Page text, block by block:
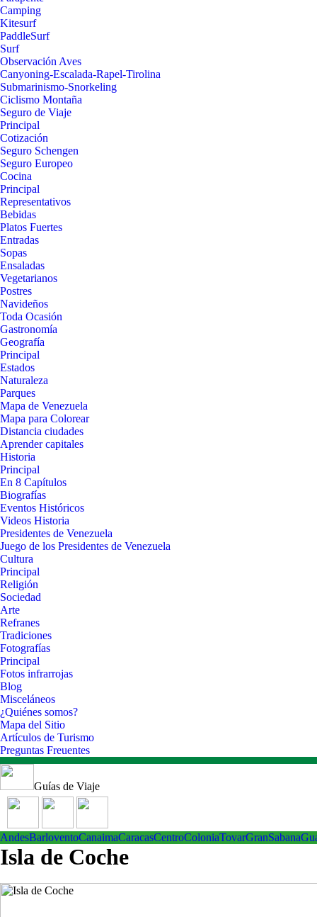
Camping
Kitesurf
PaddleSurf
Surf
Observación Aves
Canyoning-Escalada-Rapel-Tirolina
Submarinismo-Snorkeling
Ciclismo Montaña
Seguro de Viaje
Principal
Cotización
Seguro Schengen
Seguro Europeo
Cocina
Principal
Representativos
Bebidas
Platos Fuertes
Entradas
Sopas
Ensaladas
Vegetarianos
Postres
Navideños
Toda Ocasión
Gastronomía
Geografía
Principal
Estados
Naturaleza
Parques
Mapa de Venezuela
Mapa para Colorear
Distancia ciudades
Aprender capitales
Historia
Principal
En 8 Capítulos
Biografías
Eventos Históricos
Videos Historia
Presidentes de Venezuela
Juego de los Presidentes de Venezuela
Cultura
Principal
Religión
Sociedad
Arte
Refranes
Tradiciones
Fotografías
Principal
Fotos infrarrojas
Blog
Misceláneos
¿Quiénes somos?
Mapa del Sitio
Artículos de Turismo
Preguntas Freuentes
Guías de Viaje
AndesBarloventoCanaimaCaracasCentroColoniaTovarGranSabana
Isla de Coche